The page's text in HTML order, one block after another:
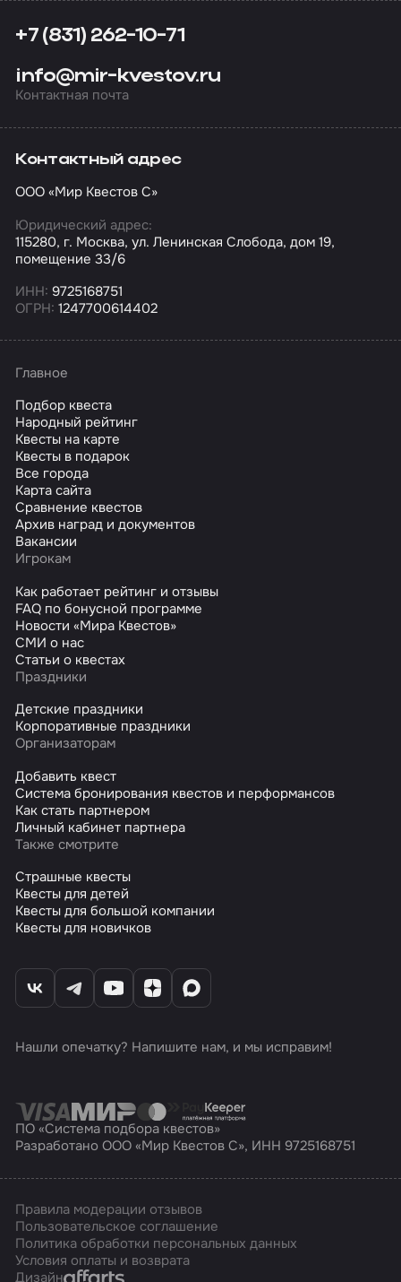
+7 (831) 262-10-71
info@mir-kvestov.ru
Контактная почта
Контактный адрес
ООО «Мир Квестов С»
Юридический адрес:
115280, г. Москва, ул. Ленинская Слобода, дом 19,
помещение 33/6
ИНН: 9725168751
ОГРН: 1247700614402
Главное
Подбор квеста
Народный рейтинг
Квесты на карте
Квесты в подарок
Все города
Карта сайта
Сравнение квестов
Архив наград и документов
Вакансии
Игрокам
Как работает рейтинг и отзывы
FAQ по бонусной программе
Новости «Мира Квестов»
СМИ о нас
Статьи о квестах
Праздники
Детские праздники
Корпоративные праздники
Организаторам
Добавить квест
Система бронирования квестов и перформансов
Как стать партнером
Личный кабинет партнера
Также смотрите
Страшные квесты
Квесты для детей
Квесты для большой компании
Квесты для новичков
Нашли опечатку? Напишите нам, и мы исправим!
ПО «Система подбора квестов»
Разработано ООО «Мир Квестов С», ИНН 9725168751
Правила модерации отзывов
Пользовательское соглашение
Политика обработки персональных данных
Условия оплаты и возврата
ДизайнAffarts